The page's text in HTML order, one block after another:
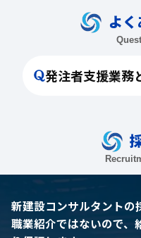
よ
発注者支援業務
新建設コンサルタントの
職業紹介ではないので、